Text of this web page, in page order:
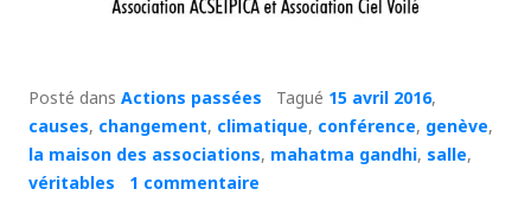
Posté dans Actions passées Tagué 15 avril 2016,
causes, changement, climatique, conférence, genève,
la maison des associations, mahatma gandhi, salle,
véritables
1 commentaire